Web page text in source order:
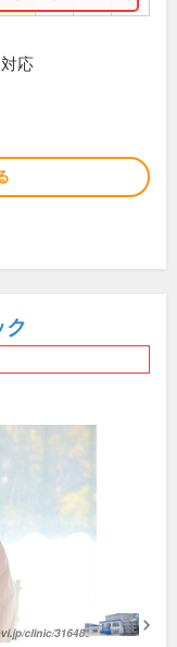
応
ク